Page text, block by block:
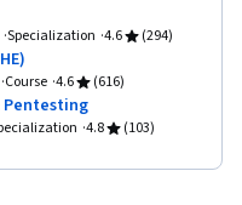
Management (SIEM),
TCP/IP, Incident
Document
Monitoring, Event
Network
Specialization 4.6
(294)
Course 4.6
(616)
Pentesting
4.8 (103)